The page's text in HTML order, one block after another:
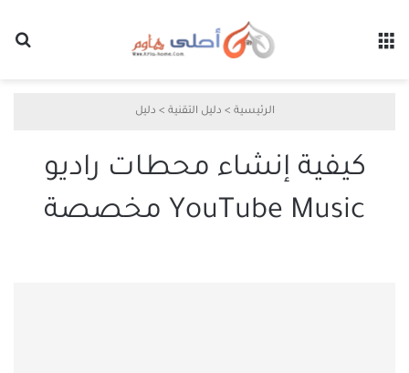
الرئيسية > دليل التقنية > دليل
كيفية إنشاء محطات راديو
YouTube Music مخصصة